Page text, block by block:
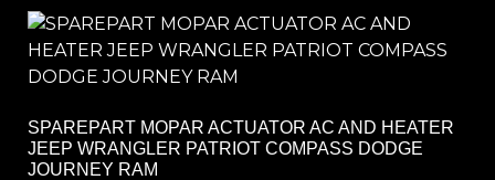
SPAREPART MOPAR ACTUATOR AC AND HEATER
JEEP WRANGLER PATRIOT COMPASS DODGE
JOURNEY RAM